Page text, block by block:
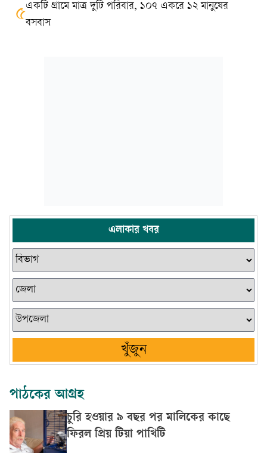
৫একটি গ্রামে মাত্র দুটি পরিবার, ১০৭ একরে ১২ মানুষের
বসবাস
এলাকার খবর
খুঁজুন
পাঠকের আগ্রহ
চুরি হওয়ার ৯ বছর পর মালিকের কাছে
ফিরল প্রিয় টিয়া পাখিটি